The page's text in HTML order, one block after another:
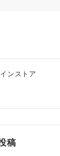
ンストア
稿